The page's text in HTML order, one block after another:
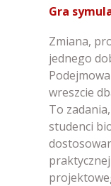
Gra
Zmiana,
jednego
wreszcie
To
studenci